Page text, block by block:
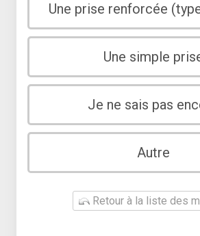
Une prise renforcée
Une simple
Je ne sais pas
Autre
Retour à la liste des